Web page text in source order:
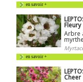
en savoir +
Fleury
Arbre
en savoir +
Cheer